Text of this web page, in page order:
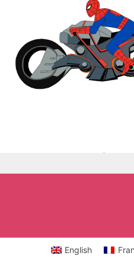
English